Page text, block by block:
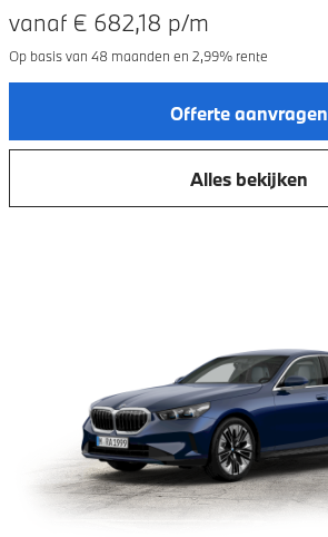
vanaf € 682,18 p/m
Op basis van 48maanden en 2,99% rente
Offerte aanvragen
Alles bekijken